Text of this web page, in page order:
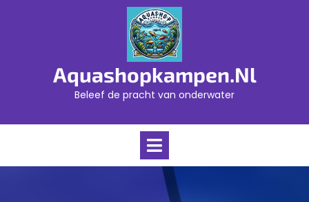
Aquashopkampen.nl
Beleef de pracht van onderwater
Open